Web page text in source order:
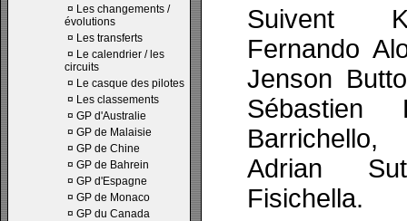
¤ Les changements /
évolutions
¤ Les transferts
¤ Le calendrier / les
circuits
¤ Le casque des pilotes
¤ Les classements
¤ GP d'Australie
¤ GP de Malaisie
¤ GP de Chine
¤ GP de Bahrein
¤ GP d'Espagne
¤ GP de Monaco
¤ GP du Canada
Suivent
Fernando
Jenson
Sébastien
Adrian
Fisichella.